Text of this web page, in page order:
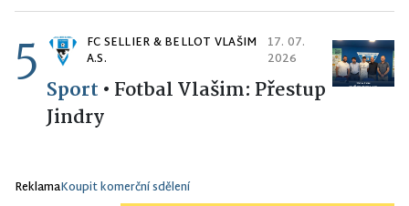
5
FC SELLIER & BELLOT VLAŠIM
A.S.
17. 07.
2026
Sport • Fotbal Vlašim: Přestup
Jindry
ReklamaKoupit komerční sdělení